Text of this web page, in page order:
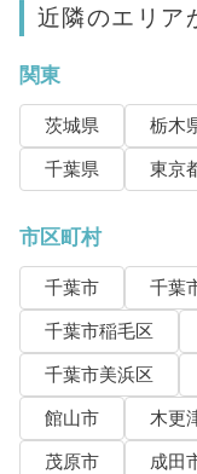
近隣のエリア
関東
茨城県 栃木
千葉県
東京
市区町村
千葉市 千葉
千葉市稲毛区
千葉市美浜区
館山市
木更
茂原市
成田